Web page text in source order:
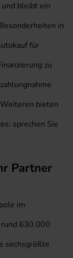
bleibt ein
in
für
zu
bieten
sprechen Sie
Partner
im
630.000
sechsgrößte